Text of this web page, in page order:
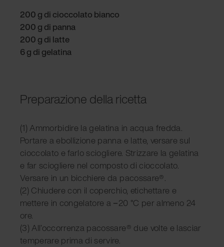
200 g di cioccolato bianco
200 g di panna
200 g di latte
6 g di gelatina
Preparazione della ricetta
(1) Ammorbidire la gelatina in acqua fredda.
Portare a ebollizione panna e latte, versare sul
cioccolato e farlo sciogliere. Strizzare la gelatina
e far sciogliere nel composto di cioccolato.
Versare in un bicchiere da pacossare®.
(2) Chiudere con il coperchio, etichettare e
mettere in congelatore a −20 °C per almeno 24
ore.
(3) All’occorrenza pacossare® due volte e lasciar
temperare prima di servire.